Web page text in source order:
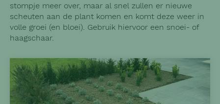
stompje meer over, maar al snel zullen er nieuwe
scheuten aan de plant komen en komt deze weer in
volle groei (en bloei). Gebruik hiervoor een snoei- of
haagschaar.